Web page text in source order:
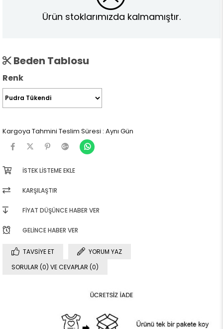
Ürün stoklarımızda kalmamıştır.
Beden Tablosu
Renk
Kargoya Tahmini Teslim Süresi : Aynı Gün
İSTEK LISTEME EKLE
KARŞILAŞTIR
FIYAT DÜŞÜNCE HABER VER
GELINCE HABER VER
TAVSIYE ET
YORUM YAZ
SORULAR (0) VE CEVAPLAR (0)